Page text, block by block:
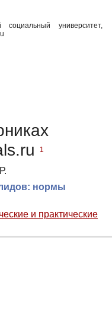
социальный университет,
1
нормы
и практические